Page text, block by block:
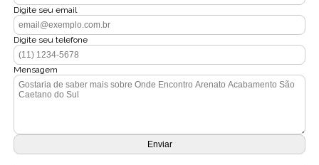
Digite seu email
Digite seu telefone
Mensagem